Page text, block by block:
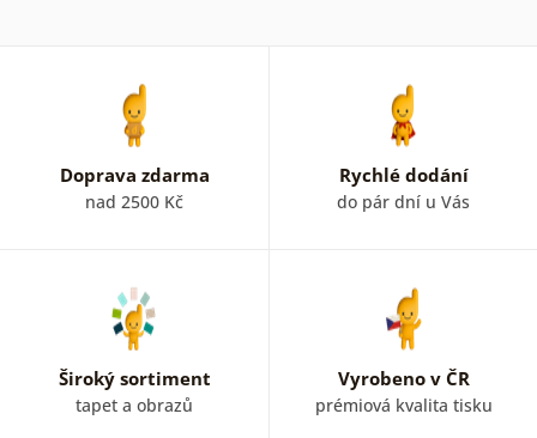
Doprava zdarma
nad 2500 Kč
Rychlé dodání
do pár dní u Vás
Široký sortiment
tapet a obrazů
Vyrobeno v ČR
prémiová kvalita tisku